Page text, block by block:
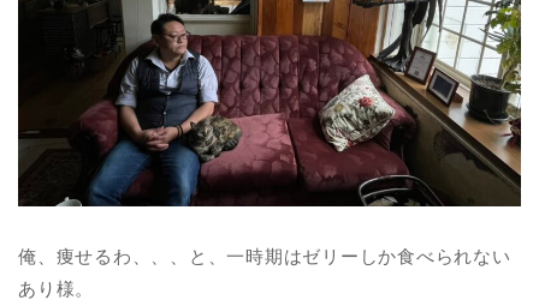
俺、痩せるわ、、、と、一時期はゼリーしか食べられない
あり様。